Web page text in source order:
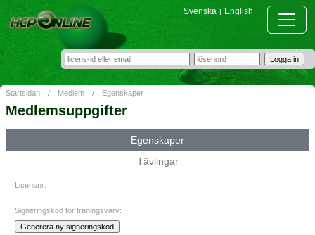
Svenska | English
Startsidan / Medlem / Egenskaper
Medlemsuppgifter
Egenskaper
Tävlingar
Licensnr:
Signeringskod för träningsvarv: